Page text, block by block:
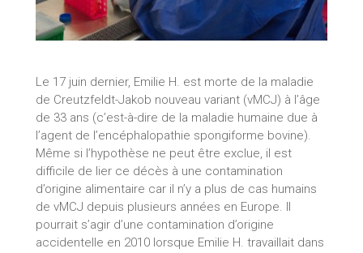
Le 17 juin dernier, Emilie H. est morte de la maladie
de Creutzfeldt-Jakob nouveau variant (vMCJ) à l’âge
de 33 ans (c’est-à-dire de la maladie humaine due à
l’agent de l’encéphalopathie spongiforme bovine).
Même si l’hypothèse ne peut être exclue, il est
difficile de lier ce décès à une contamination
d’origine alimentaire car il n’y a plus de cas humains
de vMCJ depuis plusieurs années en Europe. Il
pourrait s’agir d’une contamination d’origine
accidentelle en 2010 lorsque Emilie H. travaillait dans